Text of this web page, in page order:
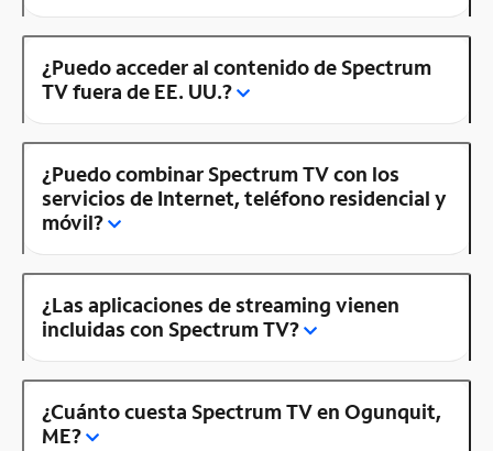
¿Puedo acceder al contenido de Spectrum
TV fuera de EE. UU.?
¿Puedo combinar Spectrum TV con los
servicios de Internet, teléfono residencial y
móvil?
¿Las aplicaciones de streaming vienen
incluidas con Spectrum TV?
¿Cuánto cuesta Spectrum TV en Ogunquit,
ME?